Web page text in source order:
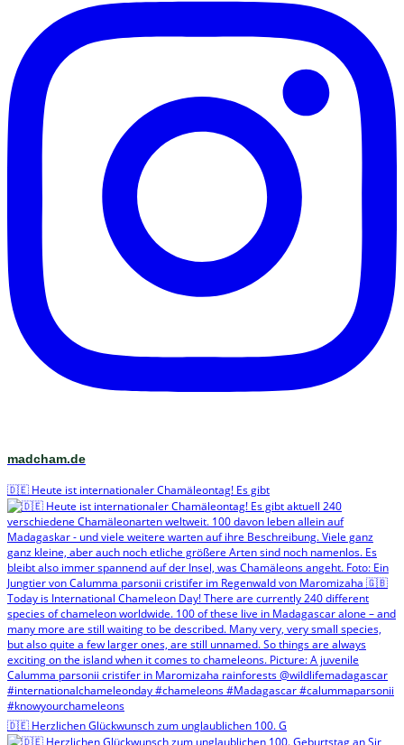
madcham.de
🇩🇪 Heute ist internationaler Chamäleontag! Es gibt
🇩🇪 Herzlichen Glückwunsch zum unglaublichen 100. G